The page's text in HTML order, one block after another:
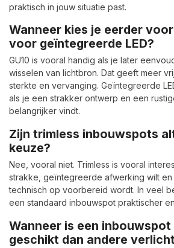
praktisch in jouw situatie past.
Wanneer kies je eerder voor
voor geïntegreerde LED?
GU10 is vooral handig als je later
wisselen van lichtbron. Dat geeft meer
sterkte en vervanging. Geïntegreerde
als je een strakker ontwerp en een
belangrijker vindt.
Zijn trimless inbouwspots
keuze?
Nee, vooral niet. Trimless is vooral
strakke, geïntegreerde afwerking wilt
technisch op voorbereid wordt. In veel
een standaard inbouwspot praktischer
Wanneer is een inbouwspot
geschikt dan andere